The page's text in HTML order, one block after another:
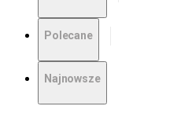
Polecane
Najnowsze